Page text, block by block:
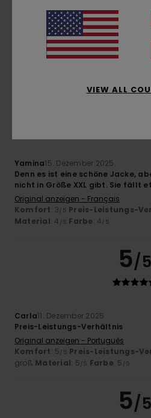
16. Dezember 2025
Nicht schlecht
Original anzeigen - Italiano
Komfort: 4/5 Preis-Leistungs-
Yamina15. Dezember 2025
Denn es ist eine schöne Jacke,
nicht in Größe XXL gibt. Sie fällt
Original anzeigen - Français
Komfort: 3 /5 Preis-Leistungs-
Material: 4 /5 Farbe: 4 /5
5/5
Carla11. Dezember 2025
Preis-Leistungs-Verhältnis
Original anzeigen - Português
Komfort: 5 /5 Preis-Leistungs-
groß Material: 5 /5 Farbe: 5 /5
5/5
VIEW ALL